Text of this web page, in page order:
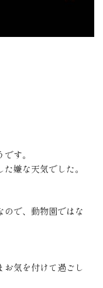
す。
嫌な天気でした。
ので、動物園ではな
お気を付けて過ごし